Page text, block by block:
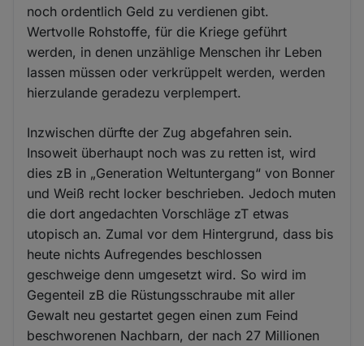
noch ordentlich Geld zu verdienen gibt.
Wertvolle Rohstoffe, für die Kriege geführt
werden, in denen unzählige Menschen ihr Leben
lassen müssen oder verkrüppelt werden, werden
hierzulande geradezu verplempert.
Inzwischen dürfte der Zug abgefahren sein.
Insoweit überhaupt noch was zu retten ist, wird
dies zB in „Generation Weltuntergang“ von Bonner
und Weiß recht locker beschrieben. Jedoch muten
die dort angedachten Vorschläge zT etwas
utopisch an. Zumal vor dem Hintergrund, dass bis
heute nichts Aufregendes beschlossen
geschweige denn umgesetzt wird. So wird im
Gegenteil zB die Rüstungsschraube mit aller
Gewalt neu gestartet gegen einen zum Feind
beschworenen Nachbarn, der nach 27 Millionen